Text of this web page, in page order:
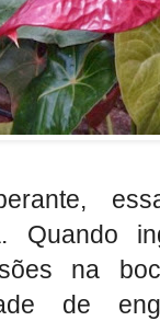
Quando
na
de